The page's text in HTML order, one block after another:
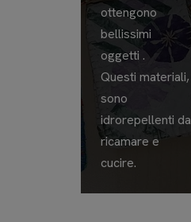
ottengono
bellissimi
oggetti .
Questi materiali,
sono
idrorepellenti da
ricamare e
cucire.